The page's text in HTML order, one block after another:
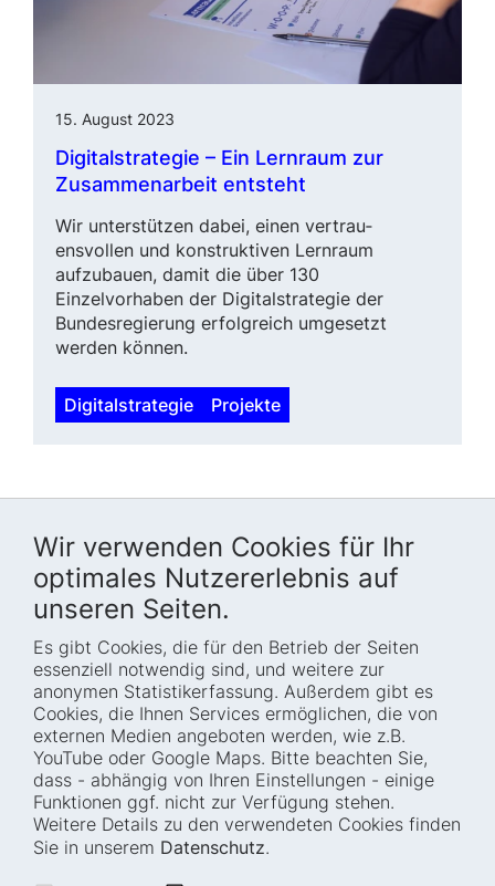
Wir verwenden Cookies für Ihr
optimales Nutzererlebnis auf
unseren Seiten.
Es gibt Cookies, die für den Betrieb der Seiten
essenziell notwendig sind, und weitere zur
anonymen Statistikerfassung. Außerdem gibt es
Cookies, die Ihnen Services ermöglichen, die von
externen Medien angeboten werden, wie z.B.
YouTube oder Google Maps. Bitte beachten Sie,
dass - abhängig von Ihren Einstellungen - einige
Funktionen ggf. nicht zur Verfügung stehen.
Weitere Details zu den verwendeten Cookies finden
Sie in unserem Datenschutz.
15. August 2023
Digitalstrategie – Ein Lernraum zur
Zusammenarbeit entsteht
Wir unterstützen dabei, einen vertrau­
ensvollen und konstruktiven Lern­raum
aufzubauen, damit die über 130
Einzelvorhaben der Digital­stra­tegie der
Bundesregierung erfolg­reich umgesetzt
werden können.
Digitalstrategie Projekte
Startseite
Wer wir sind
Wie wir arbeiten
Projekte
Fellowships
Karriere
Blog
Presse
Termine
Barrierefreiheit
Transparenz
Glossar
Anfahrt und
Impressum